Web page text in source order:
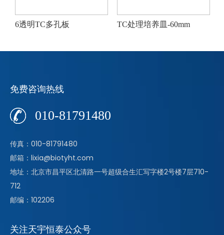
6透明TC多孔板 TC处理培养皿-60mm
免费咨询热线
010-81791480
传真：010-81791480
邮箱：lixia@biotyht.com
地址：北京市昌平区北清路一号超级合生汇写字楼2号楼7层710-
712
邮编：102206
关注天宇恒泰公众号